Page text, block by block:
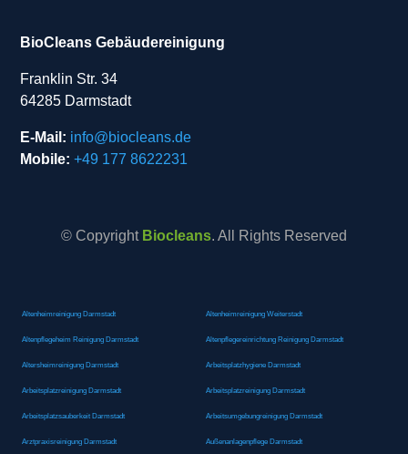
BioCleans Gebäudereinigung
Franklin Str. 34
64285 Darmstadt
E-Mail: info@biocleans.de
Mobile: +49 177 8622231
© Copyright Biocleans. All Rights Reserved
Altenheimreinigung Darmstadt Altenheimreinigung Weiterstadt
Altenpflegeheim Reinigung Darmstadt Altenpflegereinrichtung Reinigung Darmstadt
Altersheimreinigung Darmstadt Arbeitsplatzhygiene Darmstadt
Arbeitsplatzreinigung Darmstadt Arbeitsplatzreinigung Darmstadt
Arbeitsplatzsauberkeit Darmstadt Arbeitsumgebungreinigung Darmstadt
Arztpraxisreinigung Darmstadt Außenanlagenpflege Darmstadt